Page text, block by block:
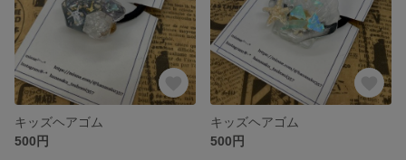
キッズヘアゴム
500円
キッズヘアゴム
500円